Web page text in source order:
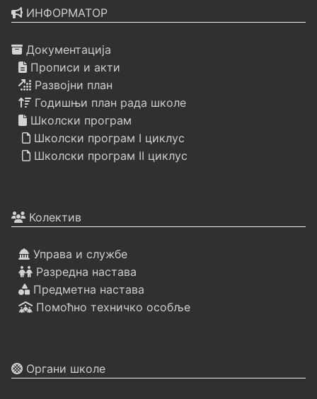
ИНФОРМАТОР
Документација
Прописи и акти
Развојни план
Годишњи план рада школе
Школски програм
Школски програм I циклус
Школски програм II циклус
Колектив
Управа и службе
Разредна настава
Предметна настава
Помоћно техничко особље
Органи школе